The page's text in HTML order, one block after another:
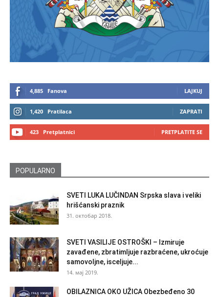
4,885 Fanova LAJKUJ
1,420 Pratilaca ZAPRATI
423 Pretplatnici PRETPLATITE SE
POPULARNO
SVETI LUKA LUČINDAN Srpska slava i veliki
hrišćanski praznik
31. октобар 2018.
SVETI VASILIJE OSTROŠKI – Izmiruje
zavađene, zbratimljuje razbraćene, ukroćuje
samovoljne, isceljuje...
14. мај 2019.
OBILAZNICA OKO UŽICA Obezbeđeno 30